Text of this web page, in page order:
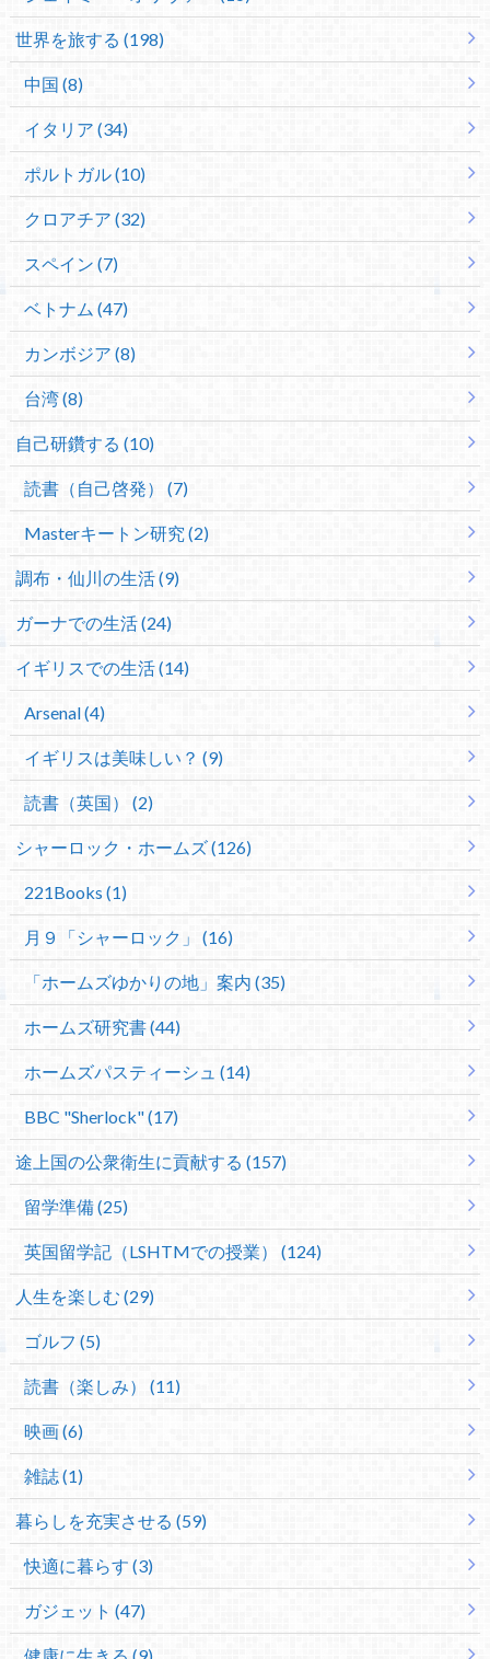
世界を旅する (198)
中国 (8)
イタリア (34)
ポルトガル (10)
クロアチア (32)
スペイン (7)
ベトナム (47)
カンボジア (8)
台湾 (8)
自己研鑽する (10)
読書（自己啓発） (7)
Masterキートン研究 (2)
調布・仙川の生活 (9)
ガーナでの生活 (24)
イギリスでの生活 (14)
Arsenal (4)
イギリスは美味しい？ (9)
読書（英国） (2)
シャーロック・ホームズ (126)
221Books (1)
月９「シャーロック」 (16)
「ホームズゆかりの地」案内 (35)
ホームズ研究書 (44)
ホームズパスティーシュ (14)
BBC "Sherlock" (17)
途上国の公衆衛生に貢献する (157)
留学準備 (25)
英国留学記（LSHTMでの授業） (124)
人生を楽しむ (29)
ゴルフ (5)
読書（楽しみ） (11)
映画 (6)
雑誌 (1)
暮らしを充実させる (59)
快適に暮らす (3)
ガジェット (47)
健康に生きる (9)